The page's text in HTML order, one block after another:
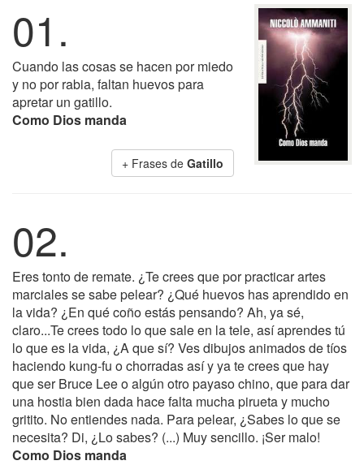
01.
Cuando las cosas se hacen por miedo
y no por rabia, faltan huevos para
apretar un gatillo.
Como Dios manda
+ Frases de Gatillo
02.
Eres tonto de remate. ¿Te crees que por practicar artes
marciales se sabe pelear? ¿Qué huevos has aprendido en
la vida? ¿En qué coño estás pensando? Ah, ya sé,
claro...Te crees todo lo que sale en la tele, así aprendes tú
lo que es la vida, ¿A que sí? Ves dibujos animados de tíos
haciendo kung-fu o chorradas así y ya te crees que hay
que ser Bruce Lee o algún otro payaso chino, que para dar
una hostia bien dada hace falta mucha pirueta y mucho
gritito. No entiendes nada. Para pelear, ¿Sabes lo que se
necesita? Di, ¿Lo sabes? (...) Muy sencillo. ¡Ser malo!
Como Dios manda